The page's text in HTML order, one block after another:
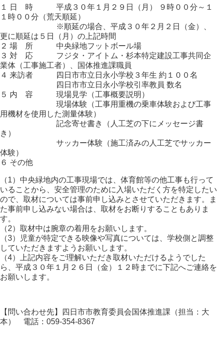
１ 日 時 平成３０年１月２９日（月） ９時００分～１
１時００分（荒天順延）
※順延の場合、平成３０年２月２日（金）、
更に順延は５日（月）の上記時間
２ 場 所 中央緑地フットボール場
３ 対 応 フジタ・アイトム・杉本特定建設工事共同企
業体（工事施工者）、国体推進課職員
４ 来訪者 四日市市立日永小学校３年生 約１００名
四日市市立日永小学校引率教員 数名
５ 内 容 現場見学（工事概要説明）
現場体験（工事用重機の乗車体験および工事
用機材を使用した測量体験）
記念寄せ書き（人工芝の下にメッセージ書
き）
サッカー体験（施工済みの人工芝でサッカー
体験）
６ その他
（1）中央緑地内の工事現場では、体育館等の他工事も行って
いることから、安全管理のために入場いただく方を特定したい
ので、取材については事前申し込みとさせていただきます。ま
た事前申し込みない場合は、取材をお断りすることもありま
す。
（2）取材中は腕章の着用をお願いします。
（3）児童が特定できる映像や写真については、学校側と調整
していただきますようお願いします。
（4）上記内容をご理解いただき取材いただけるようでした
ら、平成３０年１月２６日（金）１２時までに下記へご連絡を
お願いします。
【問い合わせ先】四日市市教育委員会国体推進課（担当：大
本） 電話：059-354-8367